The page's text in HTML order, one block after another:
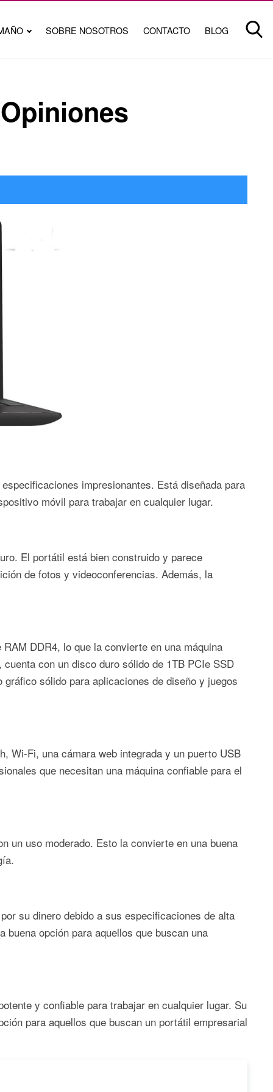
SOBRE NOSOTROS CONTACTO BLOG
impresionantes. Está diseñada para
móvil para trabajar en cualquier lugar.
El portátil está bien construido y parece
de fotos y videoconferencias. Además, la
DDR4, lo que la convierte en una máquina
con un disco duro sólido de 1TB PCIe SSD
sólido para aplicaciones de diseño y juegos
Wi-Fi, una cámara web integrada y un puerto USB
que necesitan una máquina confiable para el
un uso moderado. Esto la convierte en una buena
su dinero debido a sus especificaciones de alta
opción para aquellos que buscan una
y confiable para trabajar en cualquier lugar. Su
para aquellos que buscan un portátil empresarial